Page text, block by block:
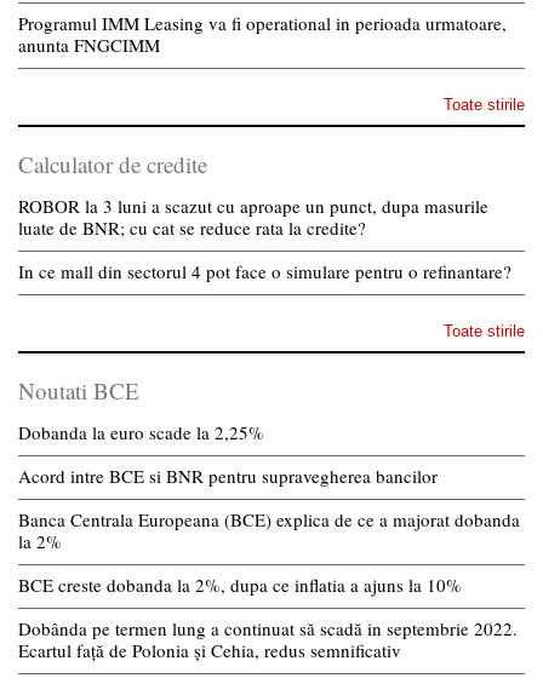
Programul IMM Leasing va fi operational in perioada urmatoare,
anunta FNGCIMM
Toate stirile
Calculator de credite
ROBOR la 3 luni a scazut cu aproape un punct, dupa masurile
luate de BNR; cu cat se reduce rata la credite?
In ce mall din sectorul 4 pot face o simulare pentru o refinantare?
Toate stirile
Noutati BCE
Dobanda la euro scade la 2,25%
Acord intre BCE si BNR pentru supravegherea bancilor
Banca Centrala Europeana (BCE) explica de ce a majorat dobanda
la 2%
BCE creste dobanda la 2%, dupa ce inflatia a ajuns la 10%
Dobânda pe termen lung a continuat să scadă in septembrie 2022.
Ecartul față de Polonia și Cehia, redus semnificativ